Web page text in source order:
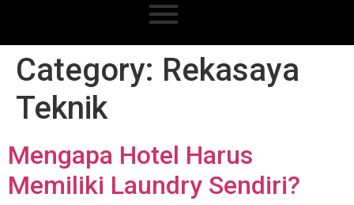
Category: Rekasaya
Teknik
Mengapa Hotel Harus
Memiliki Laundry Sendiri?